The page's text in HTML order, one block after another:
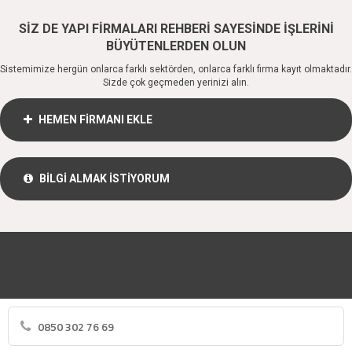
SİZ DE YAPI FİRMALARI REHBERİ SAYESİNDE İŞLERİNİ
BÜYÜTENLERDEN OLUN
Sistemimize hergün onlarca farklı sektörden, onlarca farklı firma kayıt olmaktadır.
Sizde çok geçmeden yerinizi alın.
HEMEN FİRMANI EKLE
BİLGİ ALMAK İSTİYORUM
0850 302 76 69